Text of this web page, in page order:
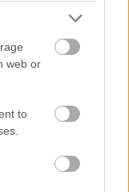
web or
to
lett strapabíróbb a
igen könnyen
kanapén.
ez alapján nem
nyílása is
hajlik el most is a
as iPad Pro egy